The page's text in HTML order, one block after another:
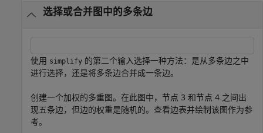
选择或合并图中的多条边
使用 simplify 的第二个输入选择一种方法：是从多条边之中
进行选择，还是将多条边合并成一条边。
创建一个加权的多重图。在此图中，节点 3 和节点 4 之间出
现五条边，但边的权重是随机的。查看边表并绘制该图作为参
考。